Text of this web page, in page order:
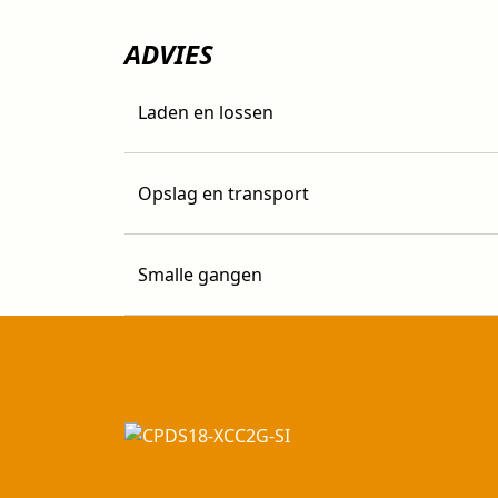
ADVIES
Laden en lossen
Opslag en transport
Smalle gangen